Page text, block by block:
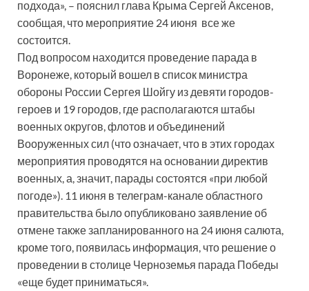
подхода», – пояснил глава Крыма Сергей Аксенов,
сообщая, что мероприятие 24 июня все же
состоится.
Под вопросом находится проведение парада в
Воронеже, который вошел в список министра
обороны России Сергея Шойгу из девяти городов-
героев и 19 городов, где располагаются штабы
военных округов, флотов и объединений
Вооруженных сил (что означает, что в этих городах
мероприятия проводятся на основании директив
военных, а, значит, парады состоятся «при любой
погоде»). 11 июня в телеграм-канале областного
правительства было опубликовано заявление об
отмене также запланированного на 24 июня салюта,
кроме того, появилась информация, что решение о
проведении в столице Черноземья парада Победы
«еще будет приниматься».